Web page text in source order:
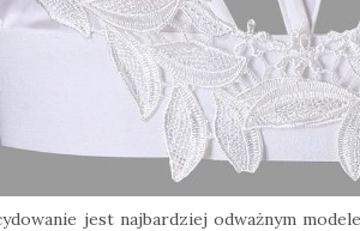
jest najbardziej odważnym